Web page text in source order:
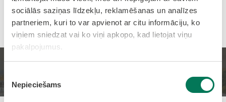
sociālās saziņas līdzekļu, reklamēšanas un analīzes
partneriem, kuri to var apvienot ar citu informāciju, ko
viņiem sniedzat vai ko viņi apkopo, kad lietojat viņu
pakalpojumus.
izvēle
Nepieciešams